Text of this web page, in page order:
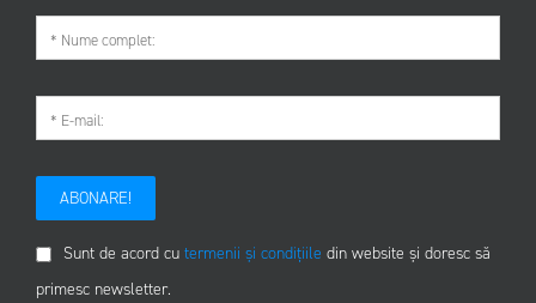
ABONARE!
Sunt de acord cu termenii și condițiile din website și doresc să
primesc newsletter.